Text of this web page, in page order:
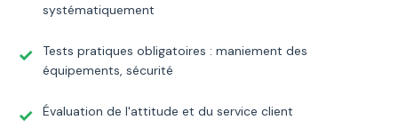
systématiquement
Tests pratiques obligatoires : maniement des
équipements, sécurité
Évaluation de l'attitude et du service client